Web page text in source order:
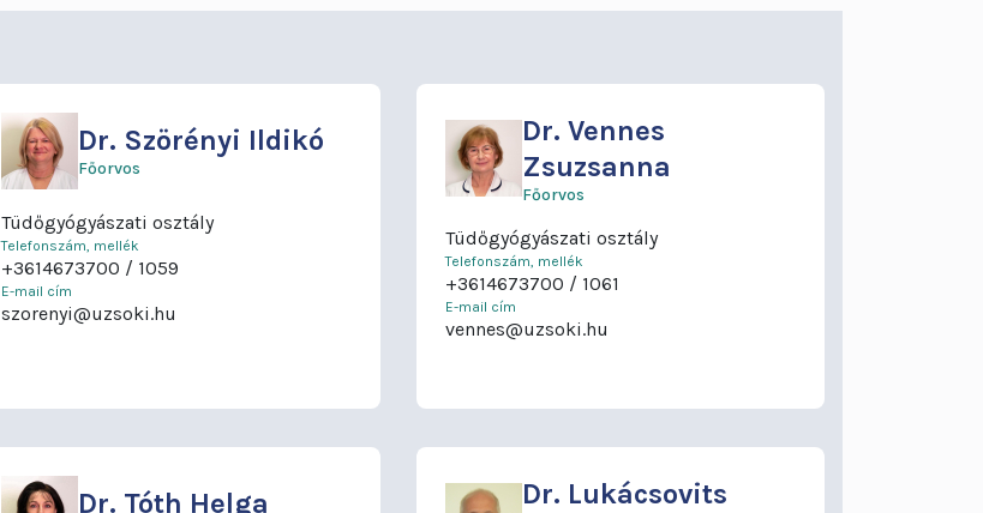
Dr. Szörényi Ildikó
Főorvos
Tüdőgyógyászati osztály
Telefonszám, mellék
+3614673700 1059
E-mail cím
szorenyi@uzsoki.hu
Dr. Vennes
Zsuzsanna
Főorvos
Tüdőgyógyászati osztály
Telefonszám, mellék
+3614673700 1061
E-mail cím
vennes@uzsoki.hu
Dr. Tóth Helga Dr. Lukácsovits